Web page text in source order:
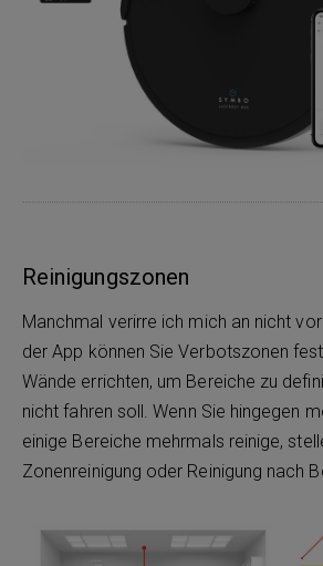
Reinigungszonen
Manchmal verirre ich mich an nicht
der App können Sie Verbotszonen
Wände errichten, um Bereiche zu
nicht fahren soll. Wenn Sie hingegen
einige Bereiche mehrmals reinige,
Zonenreinigung oder Reinigung nach